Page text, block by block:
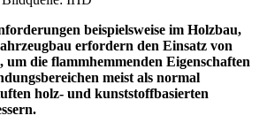
beispielsweise im Holzbau,
erfordern den Einsatz von
die flammhemmenden Eigenschaften
meist als normal
holz- und kunststoffbasierten